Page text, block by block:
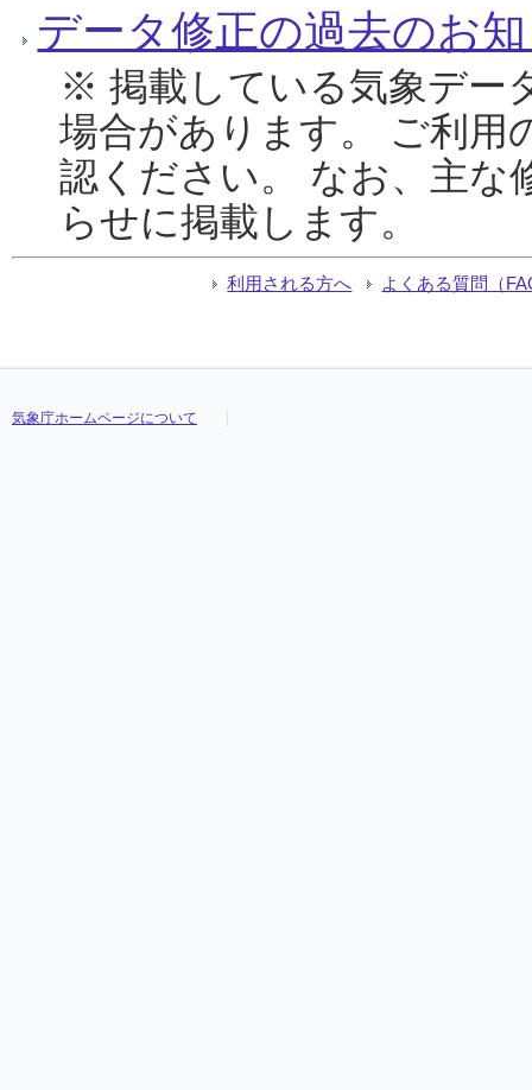
データ修正の過去のお
※ 掲載している気象デー
場合があります。 ご利用
認ください。 なお、主な
らせに掲載します。
利用される方へ よくある質問（
気象庁ホームページについて